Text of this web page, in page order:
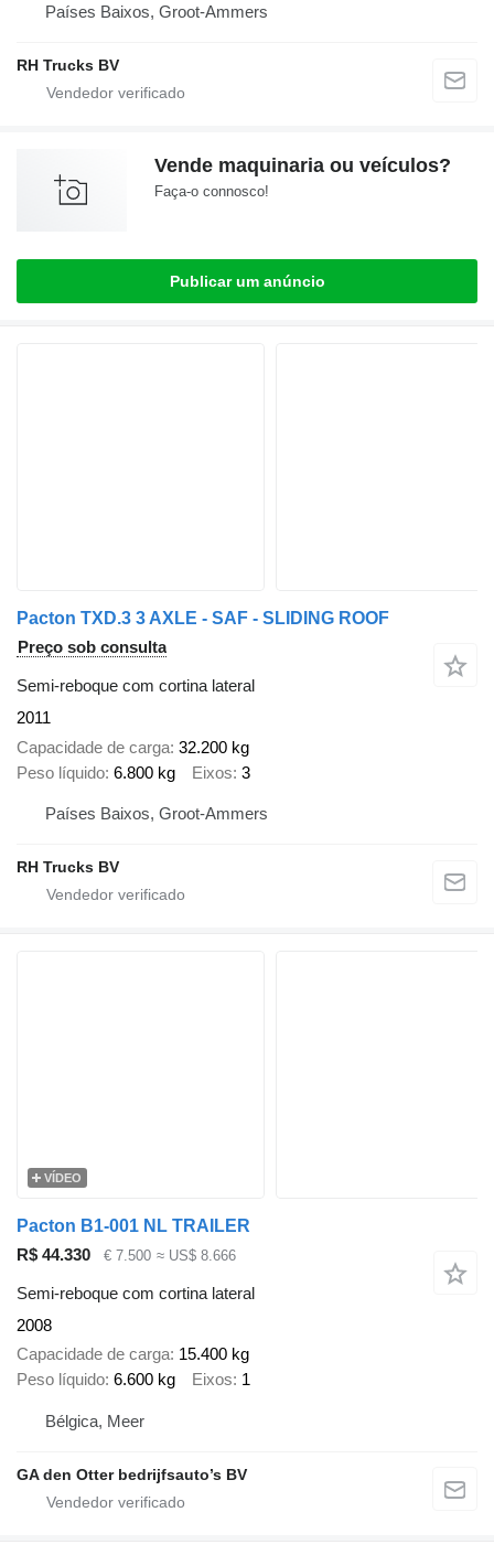
Países Baixos, Groot-Ammers
RH Trucks BV
Vende maquinaria ou veículos?
Faça-o connosco!
Publicar um anúncio
Pacton TXD.3 3 AXLE - SAF - SLIDING ROOF
Preço sob consulta
Semi-reboque com cortina lateral
2011
Capacidade de carga 32.200 kg
Peso líquido 6.800 kg Eixos 3
Países Baixos, Groot-Ammers
RH Trucks BV
VÍDEO
Pacton B1-001 NL TRAILER
R$ 44.330
€ 7.500 ≈ US$ 8.666
Semi-reboque com cortina lateral
2008
Capacidade de carga 15.400 kg
Peso líquido 6.600 kg Eixos 1
Bélgica, Meer
GA den Otter bedrijfsauto’s BV